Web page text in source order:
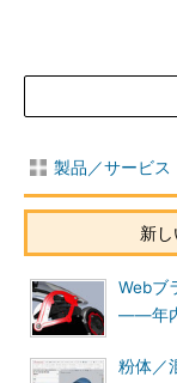
製品／サービス
新
Webブ
――年
粉体／